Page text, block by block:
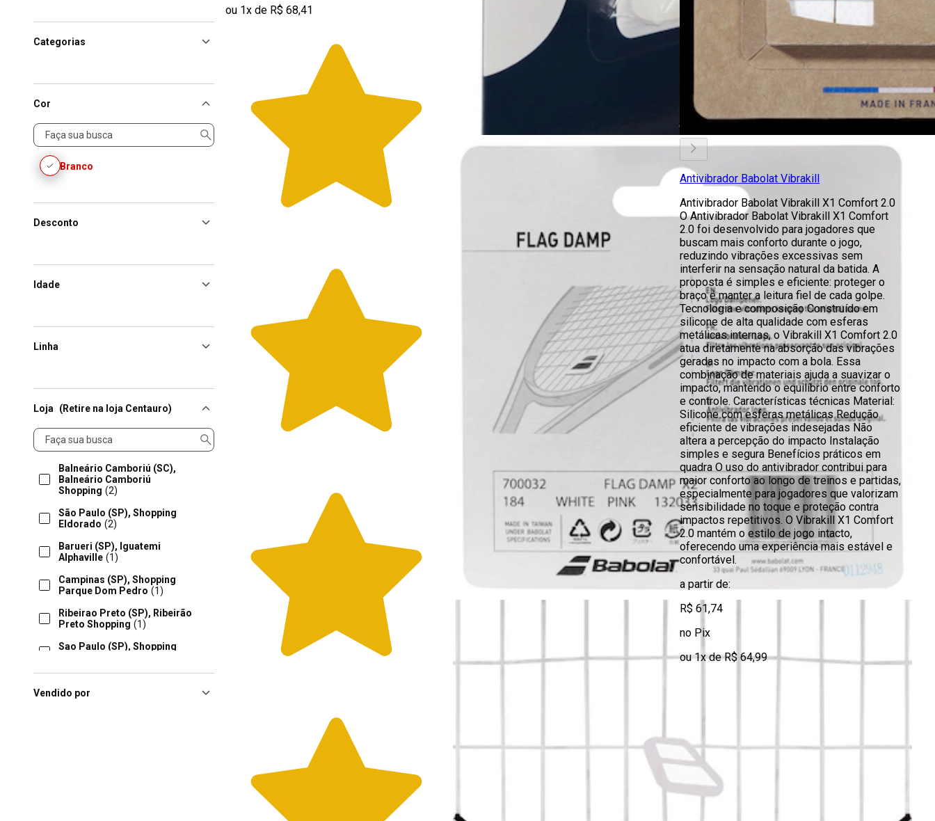
Categorias
Cor
Cor
Branco
Desconto
Idade
Linha
Loja (Retire na loja Centauro)
Loja
Balneário Camboriú (SC),
Balneário Camboriú
Shopping (2)
São Paulo (SP), Shopping
Eldorado (2)
Barueri (SP), Iguatemi
Alphaville (1)
Campinas (SP), Shopping
Parque Dom Pedro (1)
Ribeirao Preto (SP), Ribeirão
Preto Shopping (1)
Sao Paulo (SP), Shopping
Bourbon Sp
Vendido por
ou 1x de R$ 68,41
Antivibrador Babolat Vibrakill
Antivibrador Babolat Vibrakill X1 Comfort 2.0
O Antivibrador Babolat Vibrakill X1 Comfort
2.0 foi desenvolvido para jogadores que
buscam mais conforto durante o jogo,
reduzindo vibrações excessivas sem
interferir na sensação natural da batida. A
proposta é simples e eficiente: proteger o
braço e manter a leitura fiel de cada golpe.
Tecnologia e composição Construído em
silicone de alta qualidade com esferas
metálicas internas, o Vibrakill X1 Comfort 2.0
atua diretamente na absorção das vibrações
geradas no impacto com a bola. Essa
combinação de materiais ajuda a suavizar o
impacto, mantendo o equilíbrio entre conforto
e controle. Características técnicas Material:
Silicone com esferas metálicas Redução
eficiente de vibrações indesejadas Não
altera a percepção do impacto Instalação
simples e segura Benefícios práticos em
quadra O uso do antivibrador contribui para
maior conforto ao longo de treinos e partidas,
especialmente para jogadores que valorizam
sensibilidade no toque e proteção contra
impactos repetitivos. O Vibrakill X1 Comfort
2.0 mantém o estilo de jogo intacto,
oferecendo uma experiência mais estável e
confortável.
a partir de:
R$ 61,74
no Pix
ou 1x de R$ 64,99